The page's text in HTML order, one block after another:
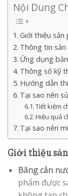
Nội Dung
Giới thiệu sản
Thông tin
Ứng dụng
Thông số kỹ
Hướng dẫn
Tại sao nên
Tiết kiệm
Hiệu quả
Tại sao nên
Giới thiệu
Băng cản
phẩm được